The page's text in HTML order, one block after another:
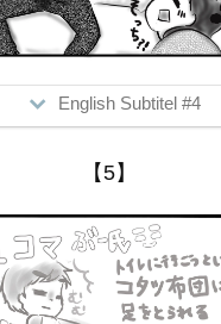
English Subtitel #4
hypnotized)
Me: "OH you are acting that side!"
【5】